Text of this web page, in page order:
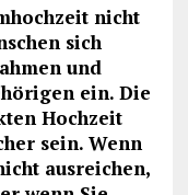
nicht
sich
und
ein. Die
Hochzeit
sein. Wenn
ausreichen,